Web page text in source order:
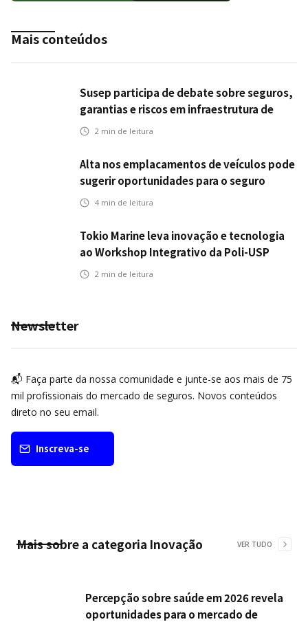
Mais conteúdos
Susep participa de debate sobre seguros,
garantias e riscos em infraestrutura de
transportes
2 min de leitura
Alta nos emplacamentos de veículos pode
sugerir oportunidades para o seguro
automotivo
4 min de leitura
Tokio Marine leva inovação e tecnologia
ao Workshop Integrativo da Poli-USP
2 min de leitura
Newsletter
📬 Faça parte da nossa comunidade e junte-se aos mais de 75
mil profissionais do mercado de seguros. Novos conteúdos
direto no seu email.
Inscreva-se
Mais sobre a categoria Inovação VER TUDO
Percepção sobre saúde em 2026 revela
oportunidades para o mercado de